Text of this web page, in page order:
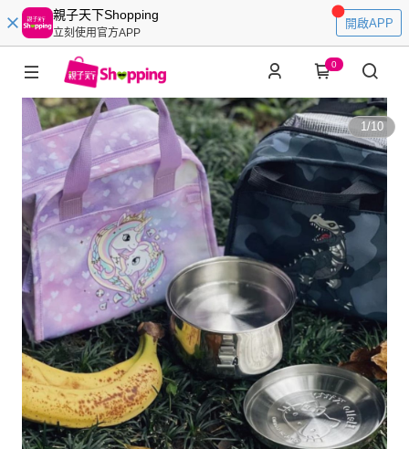
親子天下Shopping
立刻使用官方APP
開啟APP
0
1/10